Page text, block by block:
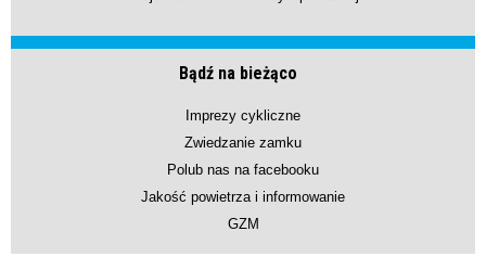
Bądź na bieżąco
Imprezy cykliczne
Zwiedzanie zamku
Polub nas na facebooku
Jakość powietrza i informowanie
GZM